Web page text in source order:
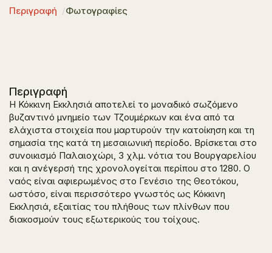
Περιγραφή Φωτογραφίες
Περιγραφή
Η Κόκκινη Εκκλησιά αποτελεί το μοναδικό σωζόμενο
βυζαντινό μνημείο των Τζουμέρκων και ένα από τα
ελάχιστα στοιχεία που μαρτυρούν την κατοίκηση και τη
σημασία της κατά τη μεσαιωνική περίοδο. Βρίσκεται στο
συνοικισμό Παλαιοχώρι, 3 χλμ. νότια του Βουργαρελίου
και η ανέγερσή της χρονολογείται περίπου στο 1280. Ο
ναός είναι αφιερωμένος στο Γενέσιο της Θεοτόκου,
ωστόσο, είναι περισσότερο γνωστός ως Κόκκινη
Εκκλησιά, εξαιτίας του πλήθους των πλίνθων που
διακοσμούν τους εξωτερικούς του τοίχους.